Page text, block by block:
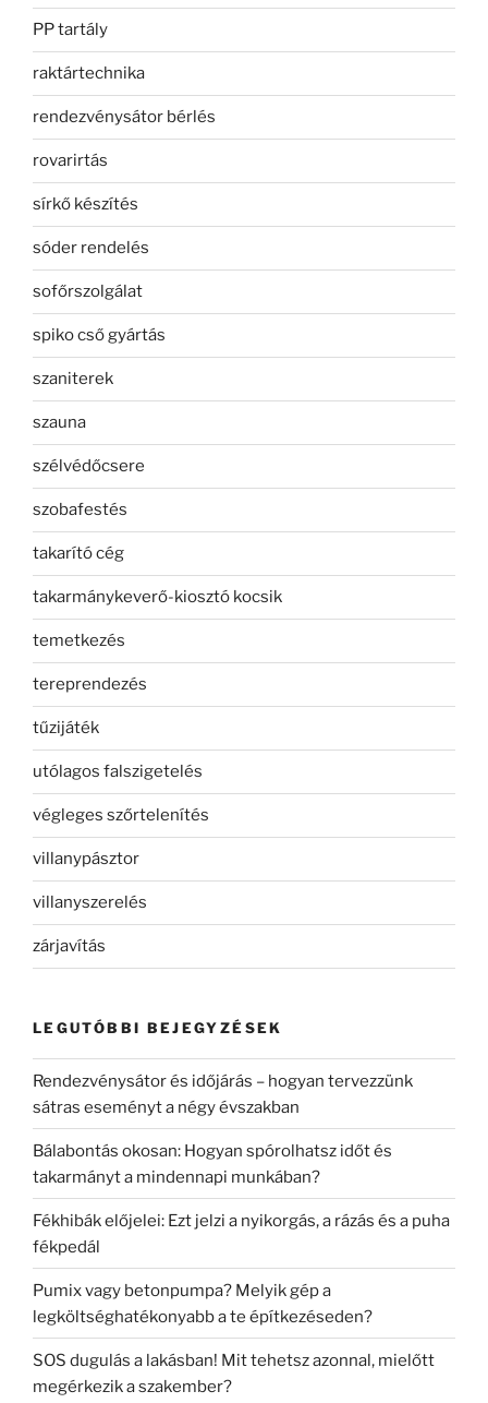
PP tartály
raktártechnika
rendezvénysátor bérlés
rovarirtás
sírkő készítés
sóder rendelés
sofőrszolgálat
spiko cső gyártás
szaniterek
szauna
szélvédőcsere
szobafestés
takarító cég
takarmánykeverő-kiosztó kocsik
temetkezés
tereprendezés
tűzijáték
utólagos falszigetelés
végleges szőrtelenítés
villanypásztor
villanyszerelés
zárjavítás
LEGUTÓBBI BEJEGYZÉSEK
Rendezvénysátor és időjárás – hogyan tervezzünk
sátras eseményt a négy évszakban
Bálabontás okosan: Hogyan spórolhatsz időt és
takarmányt a mindennapi munkában?
Fékhibák előjelei: Ezt jelzi a nyikorgás, a rázás és a puha
fékpedál
Pumix vagy betonpumpa? Melyik gép a
legköltséghatékonyabb a te építkezéseden?
SOS dugulás a lakásban! Mit tehetsz azonnal, mielőtt
megérkezik a szakember?